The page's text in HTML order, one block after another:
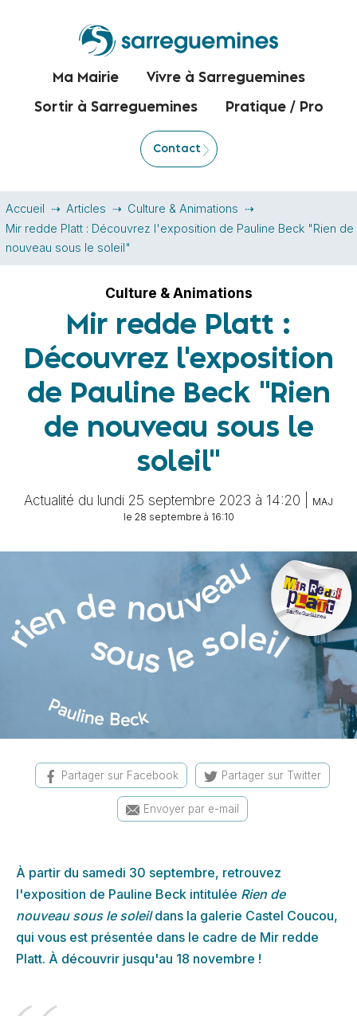
Ma Mairie Vivre à Sarreguemines
Sortir à Sarreguemines Pratique / Pro
Contact
Accueil Articles
Culture & Animations
Mir redde Platt : Découvrez l'exposition de Pauline Beck "Rien de
nouveau sous le soleil"
Culture & Animations
Mir redde Platt :
Découvrez l'exposition
de Pauline Beck "Rien
de nouveau sous le
soleil"
Actualité du lundi 25 septembre 2023 à 14:20 |
MAJ
le 28 septembre à 16:10
Partager sur Facebook Partager sur Twitter
Envoyer par e-mail
À partir du samedi 30 septembre, retrouvez
l'exposition de Pauline Beck intitulée Rien de
nouveau sous le soleildans la galerie Castel Coucou,
qui vous est présentée dans le cadre de Mir redde
Platt. À découvrir jusqu'au 18 novembre !